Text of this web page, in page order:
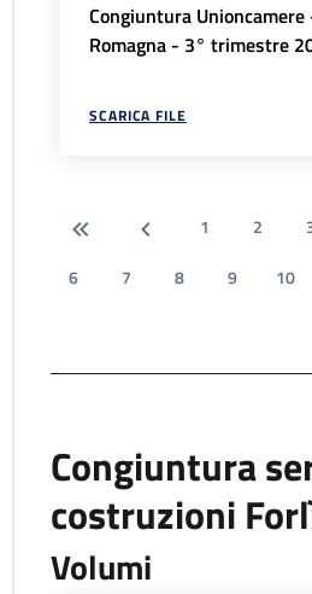
Congiuntura
Romagna - 3° trimestre
SCARICA FILE
1 2
6
7 8 9 10
Congiuntura
costruzioni
Volumi